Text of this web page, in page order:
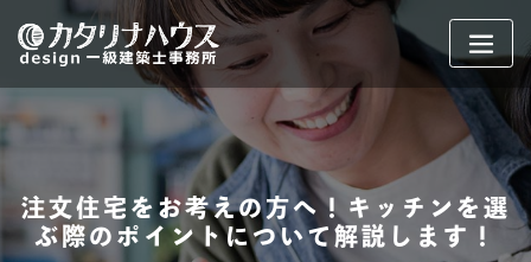
content
注文住宅をお考えの方へ！キッチンを選
ぶ際のポイントについて解説します！